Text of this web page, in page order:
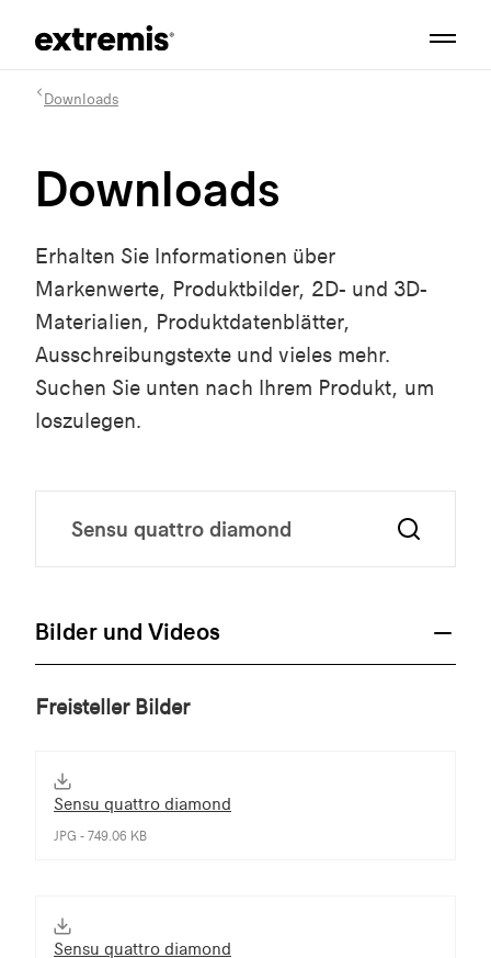
Downloads
Downloads
Erhalten Sie Informationen über
Markenwerte, Produktbilder, 2D- und 3D-
Materialien, Produktdatenblätter,
Ausschreibungstexte und vieles mehr.
Suchen Sie unten nach Ihrem Produkt, um
loszulegen.
Bilder und Videos
Freisteller Bilder
Sensu quattro diamond
JPG - 749.06 KB
Sensu quattro diamond